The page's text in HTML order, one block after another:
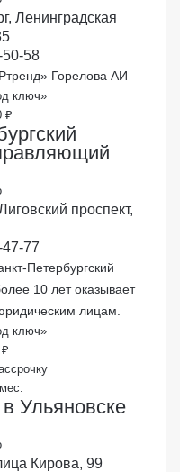
Ленинградская
50-58
Горелова АИ
ключ»
₽
проспект,
77
Петербургский
10 лет оказывает
лицам.
ключ»
Ульяновске
Кирова, 99